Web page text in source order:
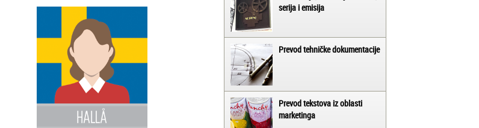
serija i emisija
Prevod tehničke dokumentacije
Prevod tekstova iz oblasti
marketinga